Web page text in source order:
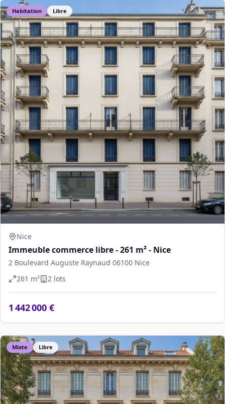
Habitation Libre
Nice
Immeuble commerce libre - 261 m² - Nice
2 Boulevard Auguste Raynaud 06100 Nice
261 m² 2 lots
1 442 000 €
Mixte Libre